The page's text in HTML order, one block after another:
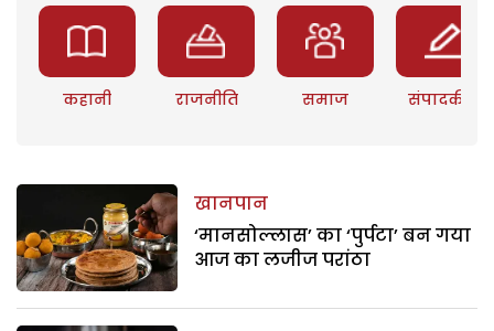
कहानी राजनीति समाज संपादकीय
खानपान
‘मानसोल्लास’ का ‘पुर्पटा’ बन गया
आज का लजीज परांठा